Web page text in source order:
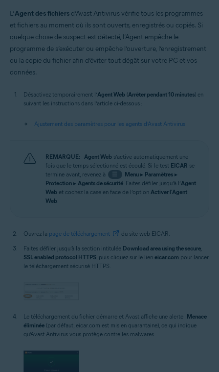
L’Agent des fichiers d’Avast Antivirus vérifie tous les programmes
et fichiers au moment où ils sont ouverts, enregistrés ou copiés. Si
quelque chose de suspect est détecté, l’Agent empêche le
programme de s’exécuter ou empêche l’ouverture, l’enregistrement
ou la copie du fichier afin d’éviter tout dégât sur votre PC et vos
données.
Désactivez temporairement l’Agent Web (Arrêter pendant 10 minutes) en
suivant les instructions dans l’article ci-dessous :
Ajustement des paramètres pour les agents d’Avast Antivirus
REMARQUE: Agent Web s’active automatiquement une
fois que le temps sélectionné est écoulé. Si le test EICAR se
termine avant, revenez à
☰ Menu▸ Paramètres▸
Protection ▸ Agents de sécurité . Faites défiler jusqu’à l’Agent
Web et cochez la case en face de l’option Activer l'Agent
Web
Ouvrez la page de téléchargement
du site web EICAR.
Faites défiler jusqu’à la section intitulée Download area using the secure,
SSL enabled protocol HTTPS , puis cliquez sur le lien eicar.com pour lancer
le téléchargement sécurisé HTTPS.
Le téléchargement du fichier démarre et Avast affiche une alerte : Menace
éliminée (par défaut, eicar.com est mis en quarantaine), ce qui indique
qu’Avast Antivirus vous protège contre les malwares.